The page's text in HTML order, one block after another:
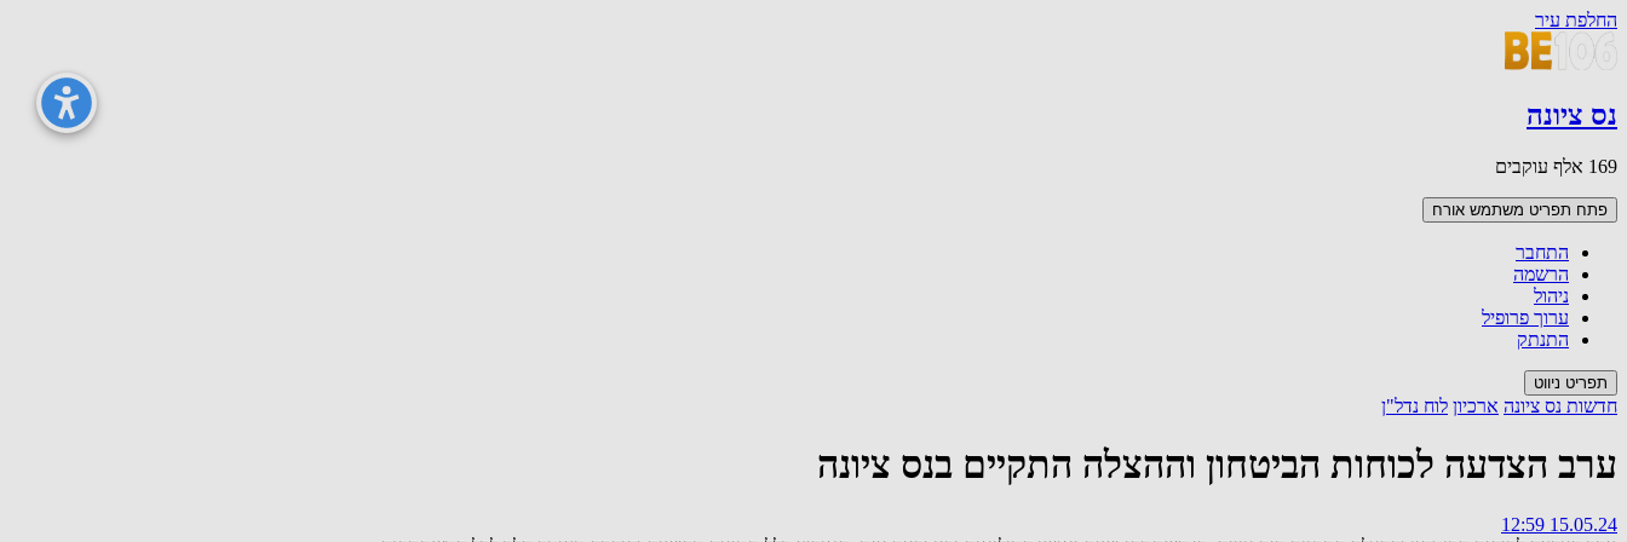
החלפת עיר
נס ציונה
169 אלף עוקבים
פתח תפריט משתמש אורח
התחבר
הרשמה
ניהול
ערוך פרופיל
התנתק
תפריט ניווט
חדשות נס ציונה ארכיון לוח נדל"ן
ערב הצדעה לכוחות הביטחון וההצלה התקיים בנס ציונה
15.05.24 12:59